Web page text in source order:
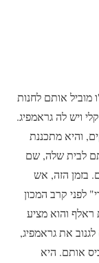
מוביל אותם לחנות
ויש לה גראמפיג.
והיא מתכננת
לבית שלה, שם
בזמן הזה, אש
לפני קרב המכון
והוא מציע
את גראמפיג,
אותם. היא